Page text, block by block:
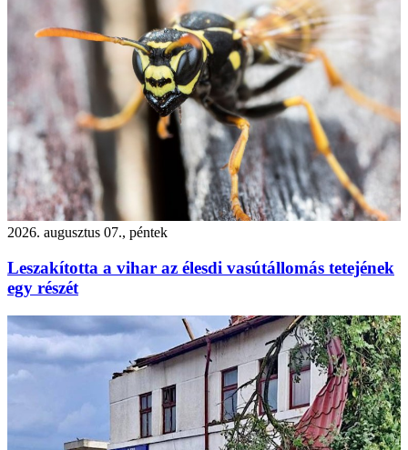
2026. augusztus 07., péntek
Leszakította a vihar az élesdi vasútállomás tetejének
egy részét